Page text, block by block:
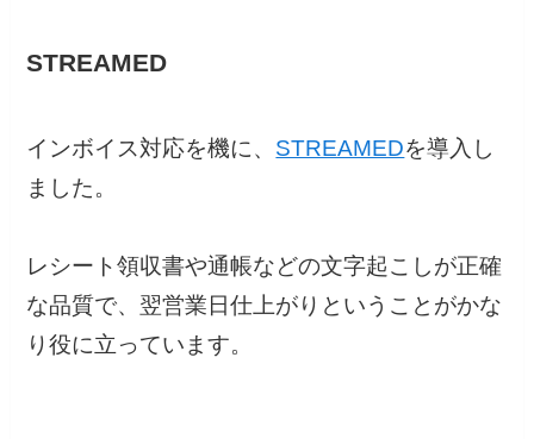
STREAMED
インボイス対応を機に、 STREAMEDを導入し
ました。
レシート領収書や通帳などの文字起こしが正確
な品質で、翌営業日仕上がりということがかな
り役に立っています。